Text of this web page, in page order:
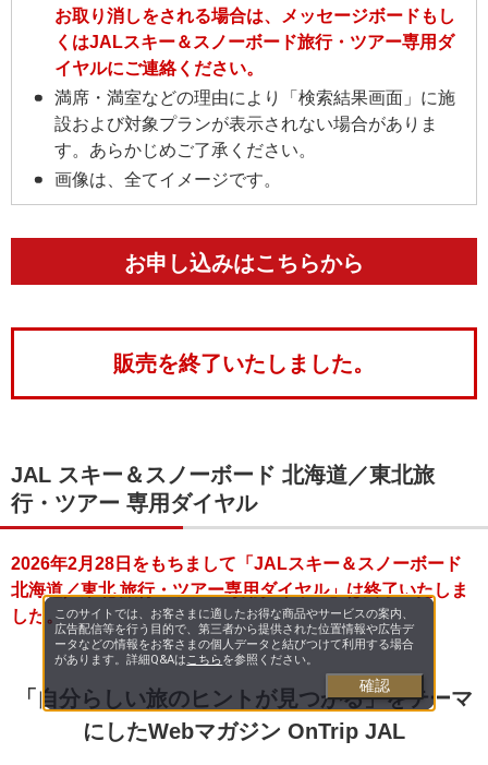
お取り消しをされる場合は、メッセージボードもし
くはJALスキー＆スノーボード旅行・ツアー専用ダ
イヤルにご連絡ください。
満席・満室などの理由により「検索結果画面」に施
設および対象プランが表示されない場合がありま
す。あらかじめご了承ください。
画像は、全てイメージです。
お申し込みはこちらから
販売を終了いたしました。
JAL スキー＆スノーボード 北海道／東北旅
行・ツアー 専用ダイヤル
2026年2月28日をもちまして「JALスキー＆スノーボード
北海道／東北 旅行・ツアー専用ダイヤル」は終了いたしま
した。
「自分らしい旅のヒントが見つかる」をテーマ
にしたWebマガジン OnTrip JAL
このサイトでは、お客さまに適したお得な商品やサービスの案内、
広告配信等を行う目的で、第三者から提供された位置情報や広告デ
ータなどの情報をお客さまの個人データと結びつけて利用する場合
があります。詳細Q&Aはこちらを参照ください。
確認